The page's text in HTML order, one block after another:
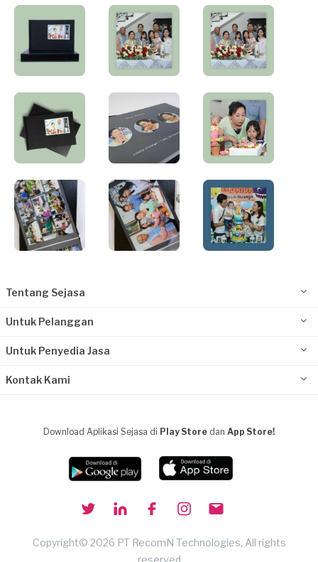
Tentang Sejasa
Untuk Pelanggan
Untuk Penyedia Jasa
Kontak Kami
Download Aplikasi Sejasa di Play Store dan App Store!
Copyright© 2026 PT RecomN Technologies, All rights
reserved